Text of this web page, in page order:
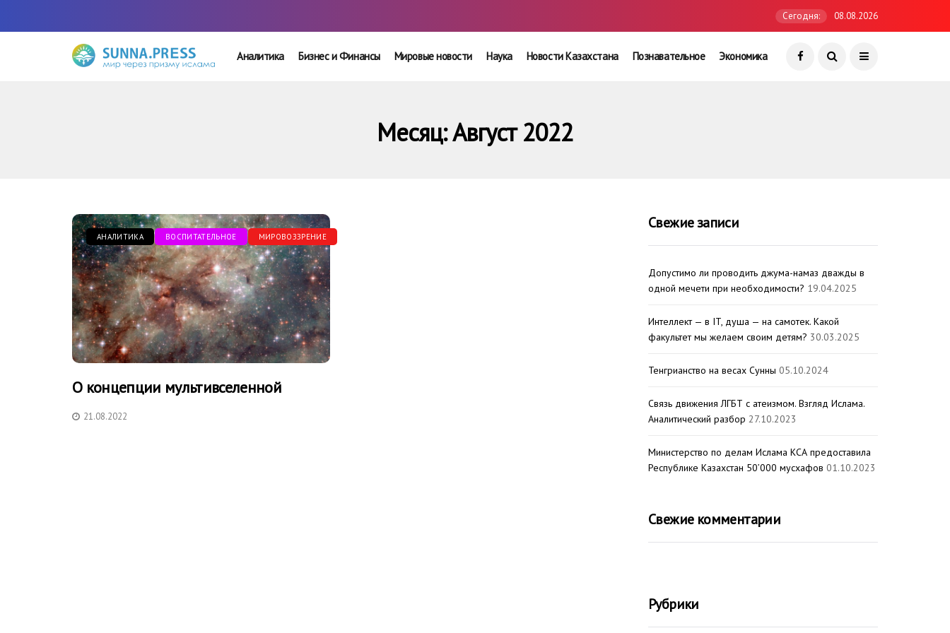
Сегодня: 08.08.2026
Аналитика Бизнес и Финансы Мировые новости Наука Новости Казахстана Познавательное Экономика
Месяц:Август 2022
АНАЛИТИКА ВОСПИТАТЕЛЬНОЕ МИРОВОЗЗРЕНИЕ
О концепции мультивселенной
21.08.2022
Свежие записи
Допустимо ли проводить джума-намаз дважды в
одной мечети при необходимости? 19.04.2025
Интеллект — в IT, душа — на самотек. Какой
факультет мы желаем своим детям? 30.03.2025
Тенгрианство на весах Сунны 05.10.2024
Связь движения ЛГБТ с атеизмом. Взгляд Ислама.
Аналитический разбор 27.10.2023
Министерство по делам Ислама КСА предоставила
Республике Казахстан 50’000 мусхафов 01.10.2023
Свежие комментарии
Рубрики